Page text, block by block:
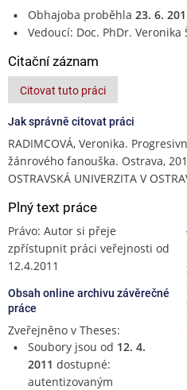
Obhajoba proběhla 23. 6.
Vedoucí: Doc. PhDr. Veronika
Citační záznam
Citovat tuto práci
Jak správně citovat práci
RADIMCOVÁ, Veronika.
žánrového fanouška. Ostrava,
OSTRAVSKÁ UNIVERZITA V
Plný text práce
Právo: Autor si přeje
zpřístupnit práci veřejnosti od
12.4.2011
Obsah online archivu závěrečné
práce
Zveřejněno v Theses:
Soubory jsou od 12. 4.
2011 dostupné:
autentizovaným